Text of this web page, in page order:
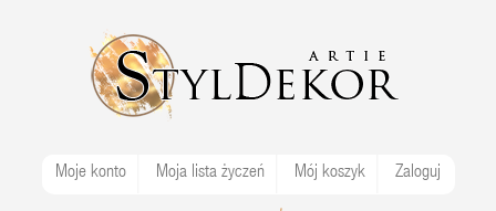
Moje konto Moja lista życzeń Mój koszyk Zaloguj